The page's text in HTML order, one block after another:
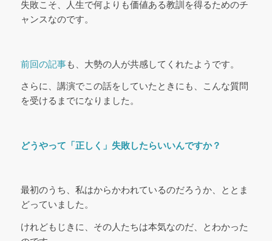
失敗こそ、人生で何よりも価値ある教訓を得るためのチ
ャンスなのです。
前回の記事も、大勢の人が共感してくれたようです。
さらに、講演でこの話をしていたときにも、こんな質問
を受けるまでになりました。
どうやって「正しく」失敗したらいいんですか？
最初のうち、私はからかわれているのだろうか、ととま
どっていました。
けれどもじきに、その人たちは本気なのだ、とわかった